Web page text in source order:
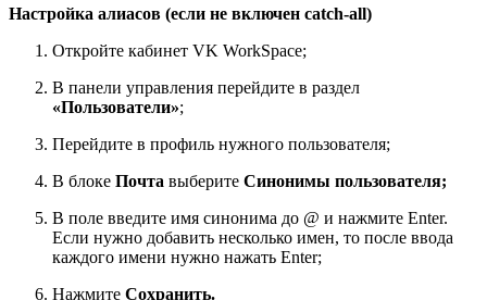
Настройка алиасов (если не включен catch-all)
Откройте кабинет VK WorkSpace;
В панели управления перейдите в раздел
«Пользователи»;
Перейдите в профиль нужного пользователя;
В блоке Почта выберите Синонимы пользователя;
В поле введите имя синонима до @ и нажмите Enter.
Если нужно добавить несколько имен, то после ввода
каждого имени нужно нажать Enter;
Нажмите Сохранить.